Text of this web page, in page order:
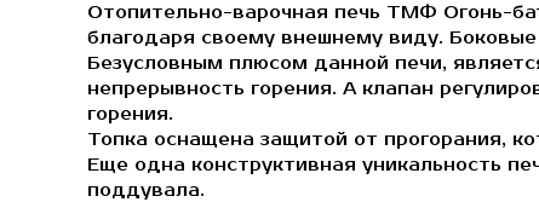
Отопительно-варочная печь ТМФ Огонь-
благодаря своему внешнему виду.
Безусловным плюсом данной печи,
непрерывность горения. А клапан
горения.
Топка оснащена защитой от прогорания,
Еще одна конструктивная уникальность
поддувала.